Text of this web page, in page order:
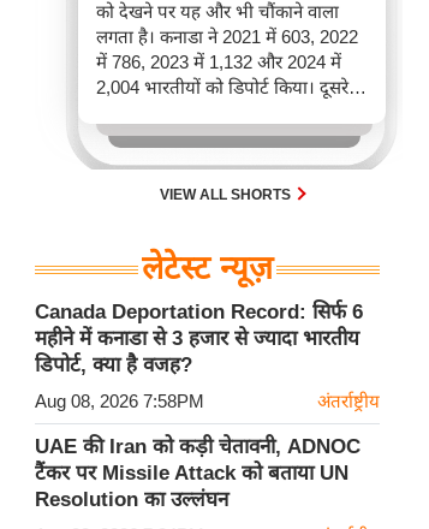
को देखने पर यह और भी चौंकाने वाला
लगता है। कनाडा ने 2021 में 603, 2022
में 786, 2023 में 1,132 और 2024 में
2,004 भारतीयों को डिपोर्ट किया। दूसरे
पूरे साल की तुलना में 2026 की पहली
छमाही में ज़्यादा भारतीयों को वापस भेजा
VIEW ALL SHORTS
लेटेस्ट न्यूज़
Canada Deportation Record: सिर्फ 6
महीने में कनाडा से 3 हजार से ज्यादा भारतीय
डिपोर्ट, क्या है वजह?
Aug 08, 2026 7:58PM अंतर्राष्ट्रीय
UAE की Iran को कड़ी चेतावनी, ADNOC
टैंकर पर Missile Attack को बताया UN
Resolution का उल्लंघन